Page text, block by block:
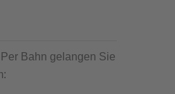
Bahn gelangen Sie